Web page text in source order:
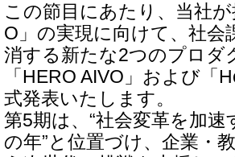
この節目にあたり、当社
O」の実現に向けて、社
消する新たな2つのプロダ
「HERO AIVO」および
式発表いたします。
第5期は、“社会変革を加
の年”と位置づけ、企業・